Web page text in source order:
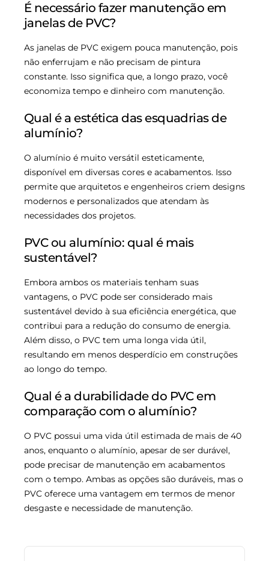
É necessário fazer manutenção em
janelas de PVC?
As janelas de PVC exigem pouca manutenção, pois
não enferrujam e não precisam de pintura
constante. Isso significa que, a longo prazo, você
economiza tempo e dinheiro com manutenção.
Qual é a estética das esquadrias de
alumínio?
O alumínio é muito versátil esteticamente,
disponível em diversas cores e acabamentos. Isso
permite que arquitetos e engenheiros criem designs
modernos e personalizados que atendam às
necessidades dos projetos.
PVC ou alumínio: qual é mais
sustentável?
Embora ambos os materiais tenham suas
vantagens, o PVC pode ser considerado mais
sustentável devido à sua eficiência energética, que
contribui para a redução do consumo de energia.
Além disso, o PVC tem uma longa vida útil,
resultando em menos desperdício em construções
ao longo do tempo.
Qual é a durabilidade do PVC em
comparação com o alumínio?
O PVC possui uma vida útil estimada de mais de 40
anos, enquanto o alumínio, apesar de ser durável,
pode precisar de manutenção em acabamentos
com o tempo. Ambas as opções são duráveis, mas o
PVC oferece uma vantagem em termos de menor
desgaste e necessidade de manutenção.